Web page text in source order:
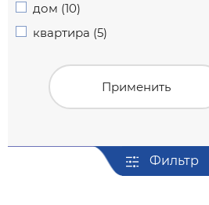
дом (10)
квартира (5)
Применить
Фильтр